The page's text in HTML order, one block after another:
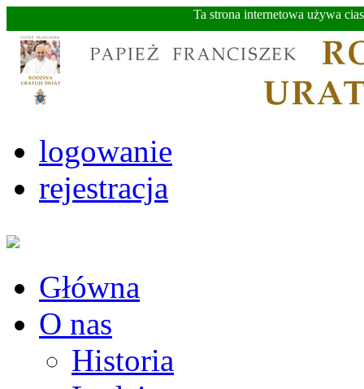
Ta strona internetowa używa
logowanie
rejestracja
Główna
O nas
Historia